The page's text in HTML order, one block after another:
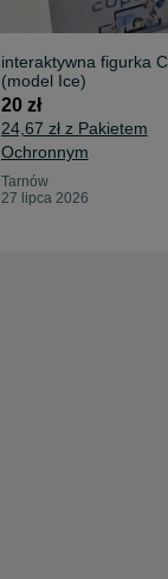
interaktywna figurka
(model Ice)
20 zł
24,67 zł z Pakietem
Ochronnym
Tarnów
27 lipca 2026